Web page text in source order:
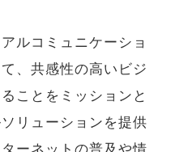
ルコミュニケーショ
、共感性の高いビジ
ことをミッションと
リューションを提供